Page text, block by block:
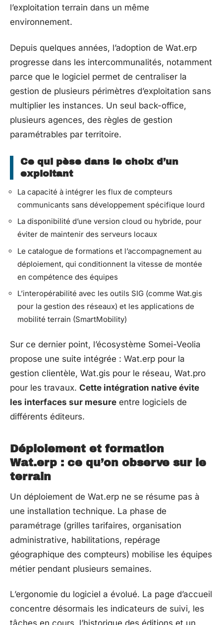
l’exploitation terrain dans un même
environnement.
Depuis quelques années, l’adoption de Wat.erp
progresse dans les intercommunalités, notamment
parce que le logiciel permet de centraliser la
gestion de plusieurs périmètres d’exploitation sans
multiplier les instances. Un seul back-office,
plusieurs agences, des règles de gestion
paramétrables par territoire.
Ce qui pèse dans le choix d’un
exploitant
La capacité à intégrer les flux de compteurs
communicants sans développement spécifique lourd
La disponibilité d’une version cloud ou hybride, pour
éviter de maintenir des serveurs locaux
Le catalogue de formations et l’accompagnement au
déploiement, qui conditionnent la vitesse de montée
en compétence des équipes
L’interopérabilité avec les outils SIG (comme Wat.gis
pour la gestion des réseaux) et les applications de
mobilité terrain (SmartMobility)
Sur ce dernier point, l’écosystème Somei-Veolia
propose une suite intégrée : Wat.erp pour la
gestion clientèle, Wat.gis pour le réseau, Wat.pro
pour les travaux. Cette intégration native évite
les interfaces sur mesure entre logiciels de
différents éditeurs.
Déploiement et formation
Wat.erp : ce qu’on observe sur le
terrain
Un déploiement de Wat.erp ne se résume pas à
une installation technique. La phase de
paramétrage (grilles tarifaires, organisation
administrative, habilitations, repérage
géographique des compteurs) mobilise les équipes
métier pendant plusieurs semaines.
L’ergonomie du logiciel a évolué. La page d’accueil
concentre désormais les indicateurs de suivi, les
tâches en cours, l’historique des éditions et un